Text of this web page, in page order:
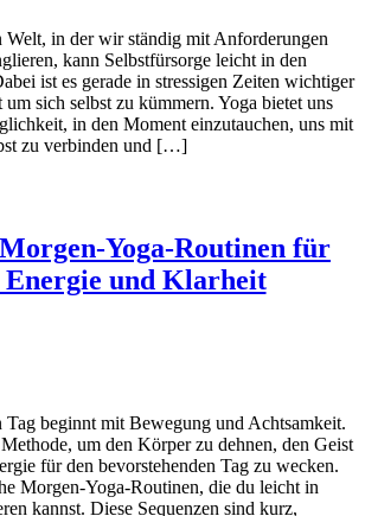
Welt, in der wir ständig mit Anforderungen
kann Selbstfürsorge leicht in den
ist es gerade in stressigen Zeiten wichtiger
um sich selbst zu kümmern. Yoga bietet uns
in den Moment einzutauchen, uns mit
zu verbinden und […]
Yoga-Routinen für
und Klarheit
Tag beginnt mit Bewegung und Achtsamkeit.
um den Körper zu dehnen, den Geist
für den bevorstehenden Tag zu wecken.
Morgen-Yoga-Routinen, die du leicht in
kannst. Diese Sequenzen sind kurz,